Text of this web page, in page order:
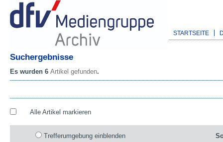
STARTSEITE
Suchergebnisse
Es wurden 6 Artikel gefunden.
Alle Artikel markieren
Trefferumgebung einblenden